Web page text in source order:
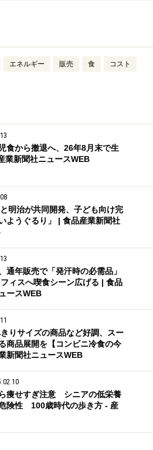
エネルギー 販売 食 コスト
食から撤退へ、26年8月末で生
業新聞社ニュースWEB
明治が共同開発、子ども向け完
ようぐるり」 | 食品産業新聞社
通年販売で「発汗時の必需品」
ィスへ喫食シーン広げる | 食品
ースWEB
りサイズの商品など好調、スー
商品展開を【コンビニ冷食の今
新聞社ニュースWEB
痩せすぎ注意 シニアの低栄養
険性 100歳時代の歩き方 - 産